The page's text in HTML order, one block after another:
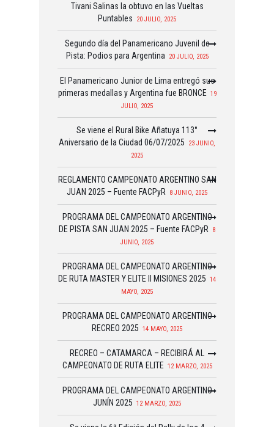
Tivani Salinas la obtuvo en las Vueltas
Puntables
20 JULIO, 2025
Segundo día del Panamericano Juvenil de
Pista: Podios para Argentina
20 JULIO, 2025
El Panamericano Junior de Lima entregó sus
primeras medallas y Argentina fue BRONCE 19
JULIO, 2025
Se viene el Rural Bike Añatuya 113°
Aniversario de la Ciudad 06/07/2025
23 JUNIO,
2025
REGLAMENTO CAMPEONATO ARGENTINO SAN
JUAN 2025 – Fuente FACPyR
8 JUNIO, 2025
PROGRAMA DEL CAMPEONATO ARGENTINO
DE PISTA SAN JUAN 2025 – Fuente FACPyR
8
JUNIO, 2025
PROGRAMA DEL CAMPEONATO ARGENTINO
DE RUTA MASTER Y ELITE II MISIONES 2025 14
MAYO, 2025
PROGRAMA DEL CAMPEONATO ARGENTINO
RECREO 2025 14 MAYO, 2025
RECREO – CATAMARCA – RECIBIRÁ AL
CAMPEONATO DE RUTA ELITE 12 MARZO, 2025
PROGRAMA DEL CAMPEONATO ARGENTINO
JUNÍN 2025 12 MARZO, 2025